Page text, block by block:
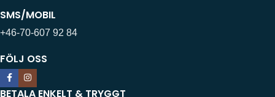
SMS/MOBIL
+46-70-607 92 84
FÖLJ OSS
BETALA ENKELT & TRYGGT